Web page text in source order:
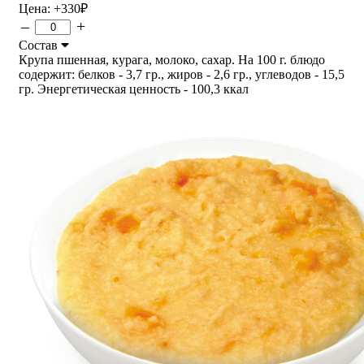
Цена: +330₽
– +
Состав
Крупа пшенная, курага, молоко, сахар. На 100 г. блюдо
содержит: белков - 3,7 гр., жиров - 2,6 гр., углеводов - 15,5
гр. Энергетическая ценность - 100,3 ккал